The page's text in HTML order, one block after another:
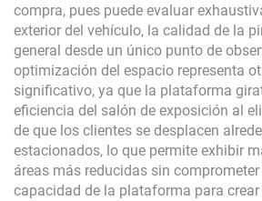
compra, pues puede evaluar
exterior del vehículo, la calidad de la
general desde un único punto de
optimización del espacio representa
significativo, ya que la plataforma
eficiencia del salón de exposición al
de que los clientes se desplacen
estacionados, lo que permite exhibir
áreas más reducidas sin
capacidad de la plataforma para